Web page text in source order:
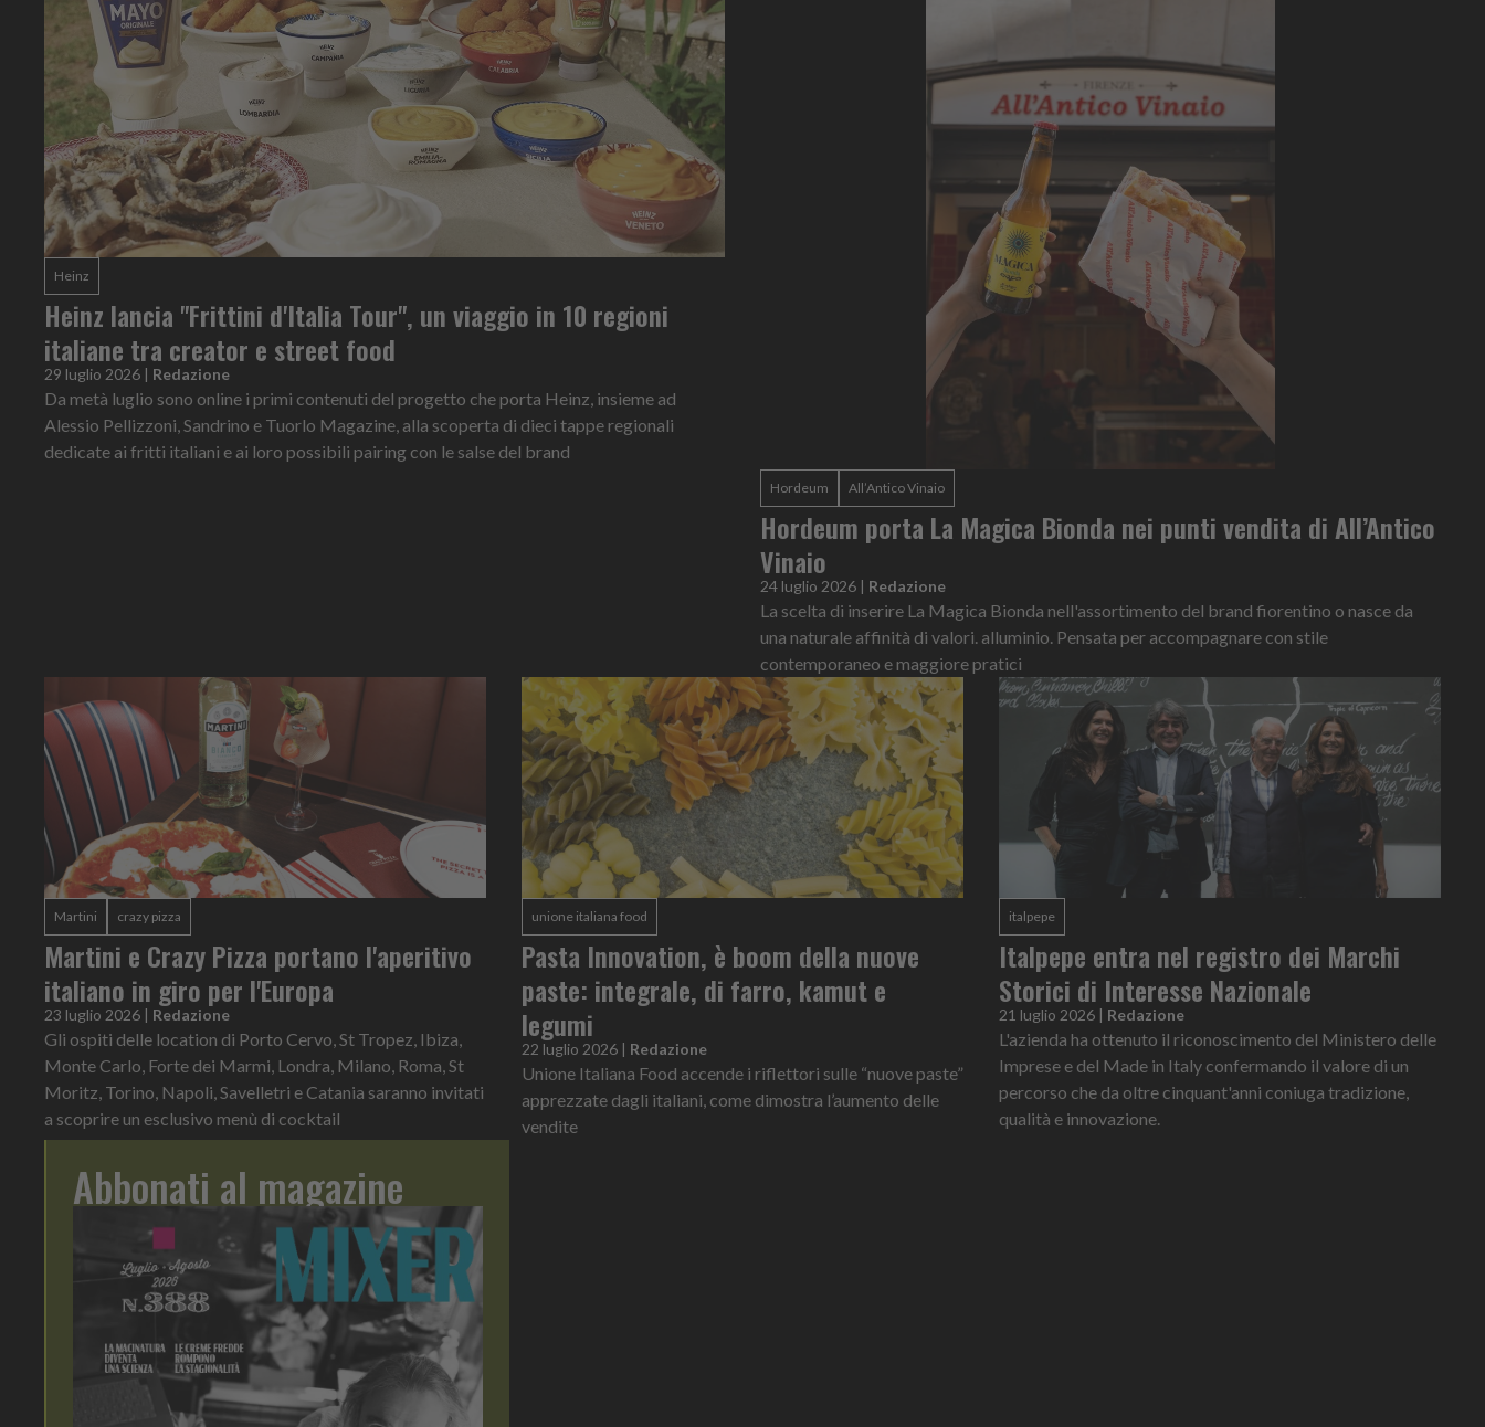
Heinz
Heinz lancia "Frittini d'Italia Tour", un viaggio in 10 regioni
italiane tra creator e street food
29 luglio 2026 | Redazione
Da metà luglio sono online i primi contenuti del progetto che porta Heinz, insieme ad
Alessio Pellizzoni, Sandrino e Tuorlo Magazine, alla scoperta di dieci tappe regionali
dedicate ai fritti italiani e ai loro possibili pairing con le salse del brand
Hordeum All’Antico Vinaio
Hordeum porta La Magica Bionda nei punti vendita di All’Antico
Vinaio
24 luglio 2026 | Redazione
La scelta di inserire La Magica Bionda nell'assortimento del brand fiorentino o nasce da
una naturale affinità di valori. alluminio. Pensata per accompagnare con stile
contemporaneo e maggiore pratici
Martini crazy pizza
Martini e Crazy Pizza portano l'aperitivo
italiano in giro per l'Europa
23 luglio 2026 | Redazione
Gli ospiti delle location di Porto Cervo, St Tropez, Ibiza,
Monte Carlo, Forte dei Marmi, Londra, Milano, Roma, St
Moritz, Torino, Napoli, Savelletri e Catania saranno invitati
a scoprire un esclusivo menù di cocktail
unione italiana food
Pasta Innovation, è boom della nuove
paste: integrale, di farro, kamut e
legumi
22 luglio 2026 | Redazione
Unione Italiana Food accende i riflettori sulle “nuove paste”
apprezzate dagli italiani, come dimostra l’aumento delle
vendite
italpepe
Italpepe entra nel registro dei Marchi
Storici di Interesse Nazionale
21 luglio 2026 | Redazione
L'azienda ha ottenuto il riconoscimento del Ministero delle
Imprese e del Made in Italy confermando il valore di un
percorso che da oltre cinquant'anni coniuga tradizione,
qualità e innovazione.
Abbonati al magazine